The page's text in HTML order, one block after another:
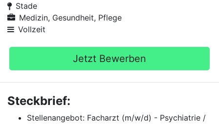
Stade
Medizin, Gesundheit, Pflege
Vollzeit
Jetzt Bewerben
Steckbrief:
Stellenangebot: Facharzt (m/w/d) - Psychiatrie /